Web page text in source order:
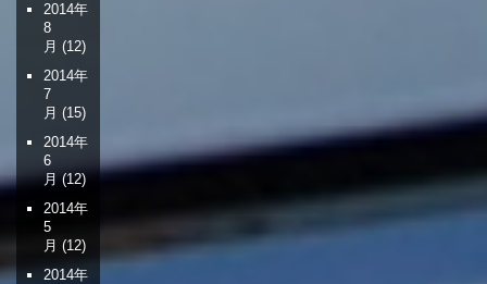
2014年
8
月 (12)
2014年
7
月 (15)
2014年
6
月(12)
2014年
5
月 (12)
2014年